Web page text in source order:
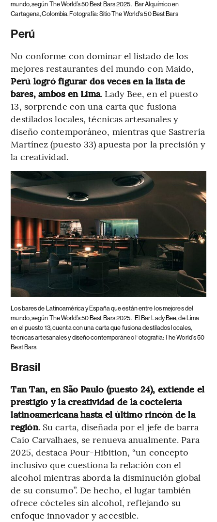
mundo, según The World’s 50 Best Bars 2025. Bar Alquímico en
Cartagena, Colombia. Fotografía: Sitio The World's 50 Best Bars
Perú
No conforme con dominar el listado de los
mejores restaurantes del mundo con Maido,
Perú logró figurar dos veces en la lista de
bares, ambos en Lima. Lady Bee, en el puesto
13, sorprende con una carta que fusiona
destilados locales, técnicas artesanales y
diseño contemporáneo, mientras que Sastrería
Martínez (puesto 33) apuesta por la precisión y
la creatividad.
Los bares de Latinoamérica y España que están entre los mejores del
mundo, según The World’s 50 Best Bars 2025. El Bar Lady Bee, de Lima
en el puesto 13, cuenta con una carta que fusiona destilados locales,
técnicas artesanales y diseño contemporáneo Fotografía: The World's 50
Best Bars.
Brasil
Tan Tan, en São Paulo (puesto 24), extiende el
prestigio y la creatividad de la coctelería
latinoamericana hasta el último rincón de la
región. Su carta, diseñada por el jefe de barra
Caio Carvalhaes, se renueva anualmente. Para
2025, destaca Pour-Hibition, “un concepto
inclusivo que cuestiona la relación con el
alcohol mientras aborda la disminución global
de su consumo”. De hecho, el lugar también
ofrece cócteles sin alcohol, reflejando su
enfoque innovador y accesible.